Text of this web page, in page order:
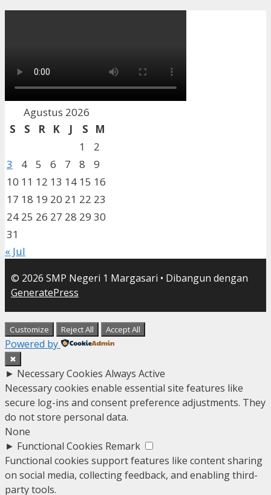
Agustus 2026
S
S R K J S
M
1
2
3
4 5 6 7 8
9
10 11 12 13 14 15 16
17 18 19 20 21 22 23
24 25 26 27 28 29 30
31
« Jul
© 2026 SMP Negeri 1 Margasari • Dibangun dengan
GeneratePress
Customize Reject All Accept All
Powered by
✖
► Necessary Cookies Always Active
Necessary cookies enable essential site features like
secure log-ins and consent preference adjustments. They
do not store personal data.
None
► Functional Cookies Remark
Functional cookies support features like content sharing
on social media, collecting feedback, and enabling third-
party tools.